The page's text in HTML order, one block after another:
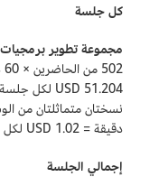
كل جلسة
مجموعة تطوير برمجيات Amazon Chime
51.204 USD لكل جلسة عرض تقديمي
دقيقة = 1.02 USD لكل جلسة عرض تقديمي
إجمالي الجلسة